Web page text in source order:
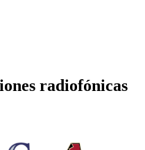
radiofónicas